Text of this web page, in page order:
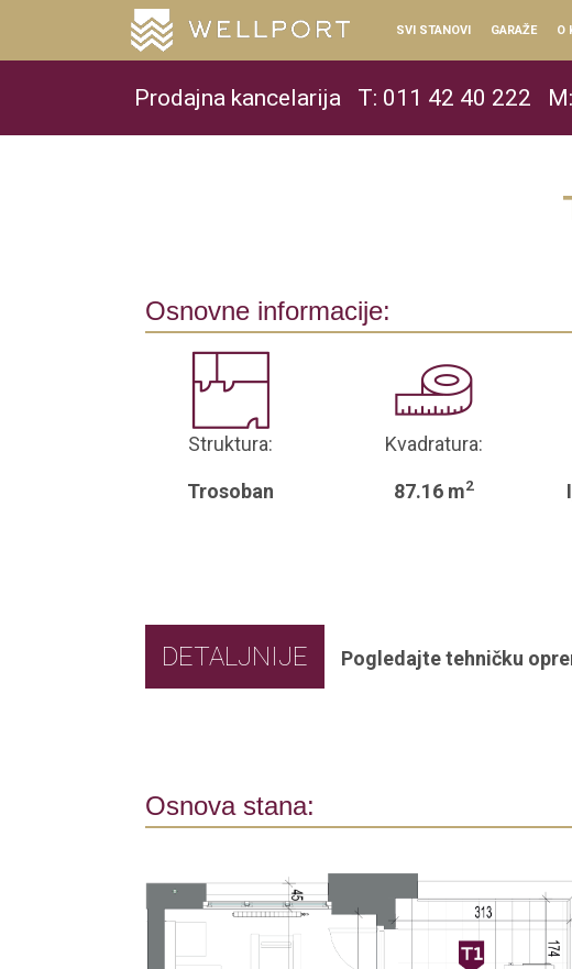
SVI STANOVI GARAŽE O
Prodajna kancelarija T: 011 42 40 222
Osnovne informacije:
Struktura:
Trosoban
Kvadratura:
87.16 m2
DETALJNIJE Pogledajte tehničku
Osnova stana: